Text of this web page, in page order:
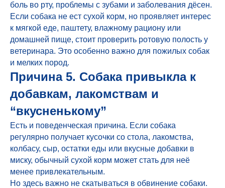
боль во рту, проблемы с зубами и заболевания дёсен.
Если собака не ест сухой корм, но проявляет интерес
к мягкой еде, паштету, влажному рациону или
домашней пище, стоит проверить ротовую полость у
ветеринара. Это особенно важно для пожилых собак
и мелких пород.
Причина 5. Собака привыкла к
добавкам, лакомствам и
“вкусненькому”
Есть и поведенческая причина. Если собака
регулярно получает кусочки со стола, лакомства,
колбасу, сыр, остатки еды или вкусные добавки в
миску, обычный сухой корм может стать для неё
менее привлекательным.
Но здесь важно не скатываться в обвинение собаки.